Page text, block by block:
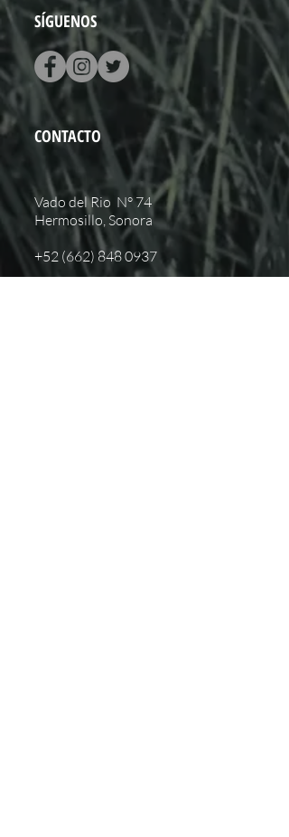
SÍGUENOS
CONTACTO
Vado del Rio N° 74
Hermosillo, Sonora
+52 (662) 848 0937